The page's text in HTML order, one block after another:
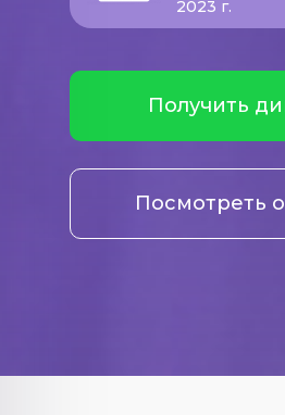
Получить
2023 г.
Посмотреть